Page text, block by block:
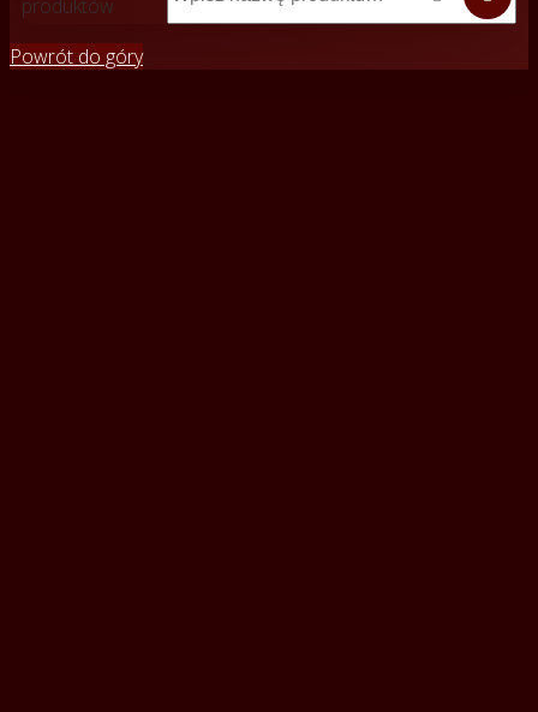
produktów
Powrót do góry